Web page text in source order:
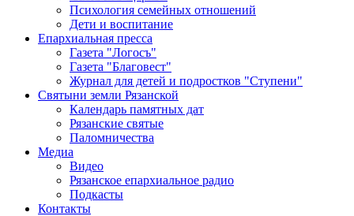
Психология семейных отношений
Дети и воспитание
Епархиальная пресса
Газета "Логосъ"
Газета "Благовест"
Журнал для детей и подростков "Ступени"
Святыни земли Рязанской
Календарь памятных дат
Рязанские святые
Паломничества
Медиа
Видео
Рязанское епархиальное радио
Подкасты
Контакты